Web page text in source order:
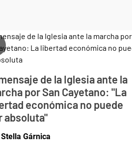
de la Iglesia ante la
por San Cayetano: "La
económica no puede
absoluta"
Stella Gárnica